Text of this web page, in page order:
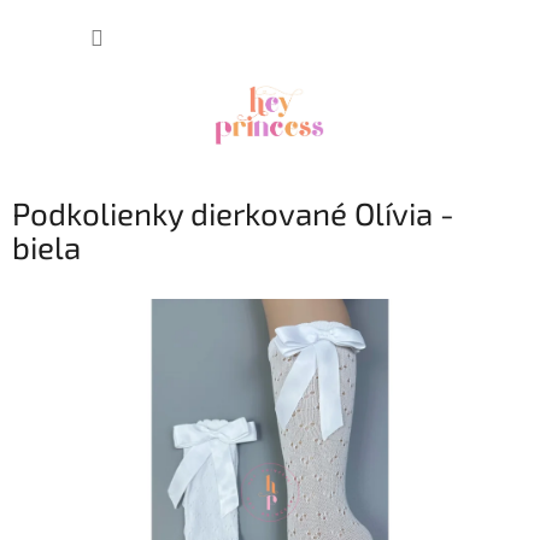
Podkolienky dierkované Olívia -
biela